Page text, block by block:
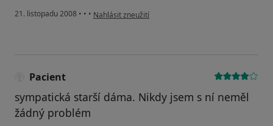
21. listopadu 2008 • • • podle názoru uživatele Romana
Nahlásit zneužití
Pacient
sympatická starší dáma. Nikdy jsem s ní neměl
žádný problém